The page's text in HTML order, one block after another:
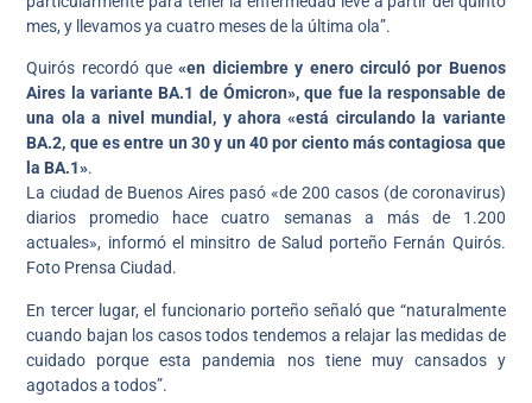
mes, y llevamos ya cuatro meses de la última ola”.
Quirós recordó que«en diciembre y enero circuló por Buenos
Aires la variante BA.1 de Ómicron», que fue la responsable de
una ola a nivel mundial, y ahora «está circulando la variante
BA.2, que es entre un 30 y un 40 por ciento más contagiosa que
la BA.1».
La ciudad de Buenos Aires pasó «de 200 casos (de coronavirus)
diarios promedio hace cuatro semanas a más de 1.200
actuales», informó el minsitro de Salud porteño Fernán Quirós.
Foto Prensa Ciudad.
En tercer lugar, el funcionario porteño señaló que “naturalmente
cuando bajan los casos todos tendemos a relajar las medidas de
cuidado porque esta pandemia nos tiene muy cansados y
agotados a todos”.